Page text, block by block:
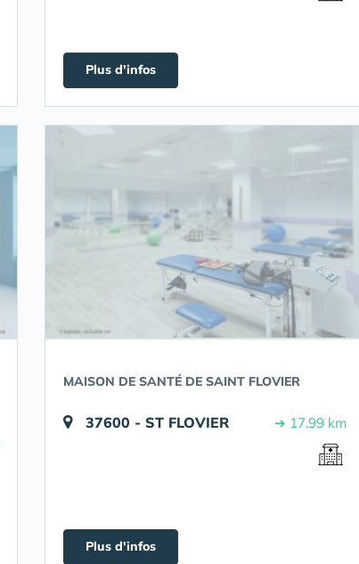
Plus d'infos
MAISON DE SANTÉ DE SAINT FLOVIER
37600 - ST FLOVIER ➔ 17.99 km
Plus d'infos